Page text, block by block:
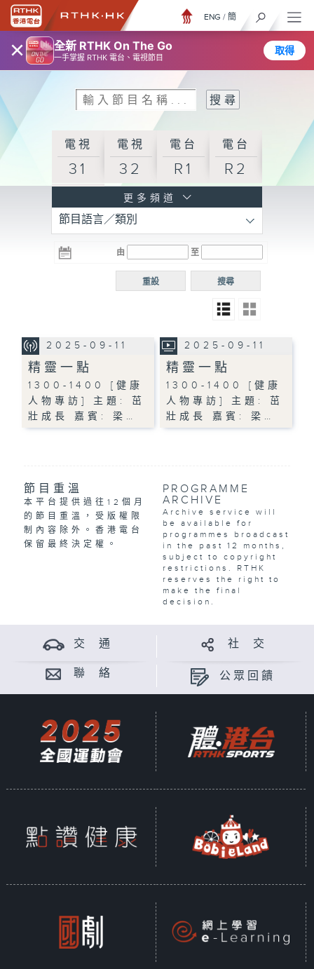
× 全新 RTHK On The Go
一手掌握 RTHK 電台、電視節目
取得
ENG / 簡
電視
31
電視
32
電台
R1
電台
R2
R3
電台 電台
R5
電台
普通
更多頻道
節目語言／類別
由 至
搜尋
重設
2025-09-11
精靈一點
1300-1400 [健康
人物專訪] 主題: 茁
壯成長 嘉賓: 梁…
2025-09-11
精靈一點
1300-1400 [健康
人物專訪] 主題: 茁
壯成長 嘉賓: 梁…
節目重溫
本平台提供過往12個月
的節目重溫，受版權限
制內容除外。香港電台
保留最終決定權。
PROGRAMME
ARCHIVE
Archive service will
be available for
programmes broadcast
in the past 12 months,
subject to copyright
restrictions. RTHK
reserves the right to
make the final
decision.
交 通 社 交
聯 絡 公眾回饋